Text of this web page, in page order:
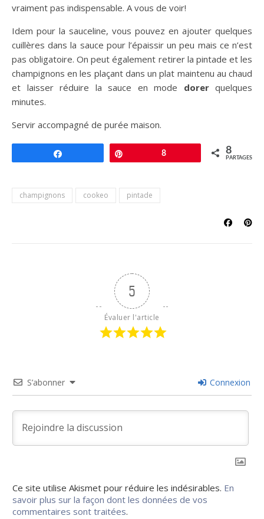
vraiment pas indispensable. A vous de voir!
Idem pour la sauceline, vous pouvez en ajouter quelques
cuillères dans la sauce pour l’épaissir un peu mais ce n’est
pas obligatoire. On peut également retirer la pintade et les
champignons en les plaçant dans un plat maintenu au chaud
et laisser réduire la sauce en mode dorer quelques
minutes.
Servir accompagné de purée maison.
8 8
PARTAGES
champignons cookeo pintade
5
Évaluer l'article
S’abonner Connexion
Ce site utilise Akismet pour réduire les indésirables. En
savoir plus sur la façon dont les données de vos
commentaires sont traitées.